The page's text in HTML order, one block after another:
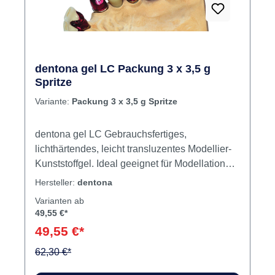
Zahnfleischmasken, Kinderprothesen Inhalt
Kunststoff
dentona gel LC Packung 3 x 3,5 g
Spritze
Variante: Packung 3 x 3,5 g Spritze
dentona gel LC Gebrauchsfertiges,
lichthärtendes, leicht transluzentes Modellier-
Kunststoffgel. Ideal geeignet für Modellationen
in der Implantattechnik, Kombi-Technik und bei
Fertigung bei dentona wird ein gleichbleibend
Wirtschaftlichkeit gewährleistet.
Verarbeitungstechnik Gießen Scannen
Hersteller: dentona
Varianten ab
49,55 €*
49,55 €*
62,30 €*